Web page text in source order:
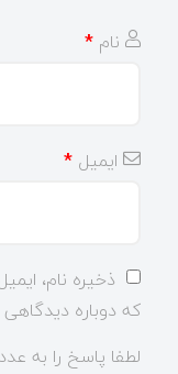
نام *
ایمیل *
ذخیره نام،
که دوباره
لطفا پاسخ را به